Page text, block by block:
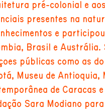
pré-colonial e
presentes na
e
Brasil e Austrália.
públicas como as
Museu de Antioquia,
de Caracas
Sara Modiano